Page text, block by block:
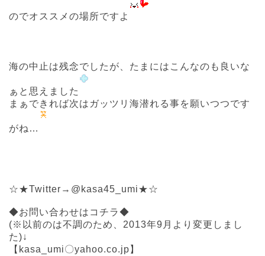
のでオススメの場所ですよ
海の中止は残念でしたが、たまにはこんなのも良いな
ぁと思えました
まぁできれば次はガッツリ海潜れる事を願いつつです
がね…
☆★Twitter→@kasa45_umi★☆
◆お問い合わせはコチラ◆
(※以前のは不調のため、2013年9月より変更しまし
た)↓
【kasa_umi〇yahoo.co.jp】